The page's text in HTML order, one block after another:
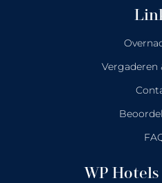
Vergaderen
WP